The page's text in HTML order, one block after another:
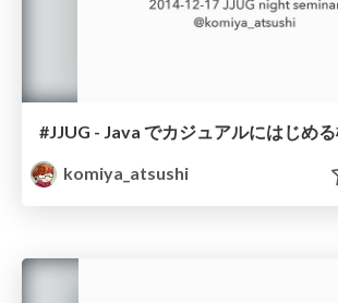
#JJUG - Java でカジュアルにはじめ
komiya_atsushi